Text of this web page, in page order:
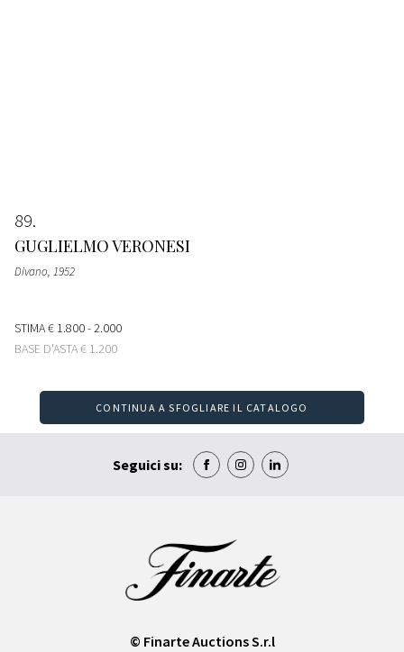
89
GUGLIELMO VERONESI
Divano, 1952
STIMA€ 1.800 - 2.000
BASE D'ASTA€ 1.200
CONTINUA A SFOGLIARE IL CATALOGO
Seguici su:
© Finarte Auctions S.r.l